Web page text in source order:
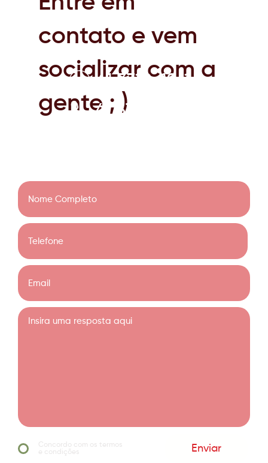
contato e vem
socializar com a
gente ; )
Enviar
Concordo com os termos
e condições
41 3319-1961
41 3319-1961